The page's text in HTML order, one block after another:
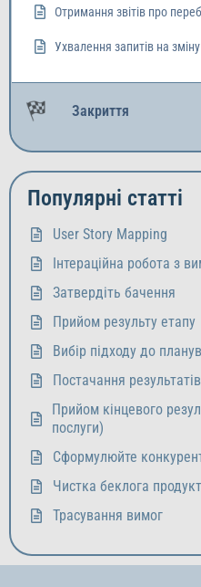
Отримання звітів про
Ухвалення запитів на зміну
Закриття
Популярні статті
User Story Mapping
Інтераційна робота з
Затвердіть бачення
Прийом результу етапу
Вибір підходу до
Постачання
Прийом кінцевого
послуги)
Сформулюйте
Чистка беклога
Трасування вимог